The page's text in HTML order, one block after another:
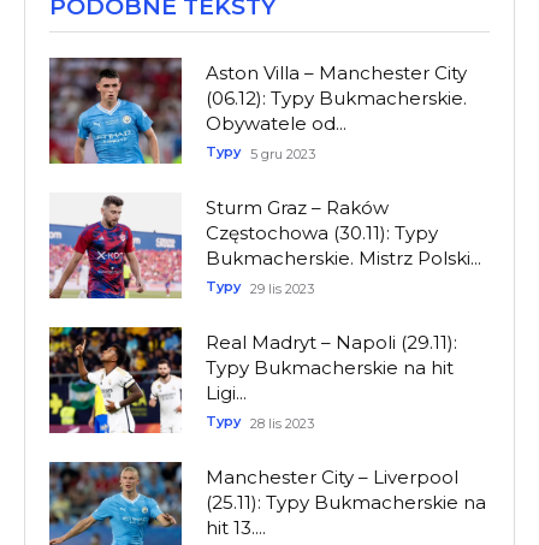
PODOBNE TEKSTY
Aston Villa – Manchester City
(06.12): Typy Bukmacherskie.
Obywatele od...
Typy 5 gru 2023
Sturm Graz – Raków
Częstochowa (30.11): Typy
Bukmacherskie. Mistrz Polski...
Typy 29 lis 2023
Real Madryt – Napoli (29.11):
Typy Bukmacherskie na hit
Ligi...
Typy 28 lis 2023
Manchester City – Liverpool
(25.11): Typy Bukmacherskie na
hit 13....